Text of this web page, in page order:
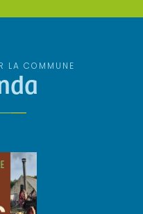
LA COMMUNE